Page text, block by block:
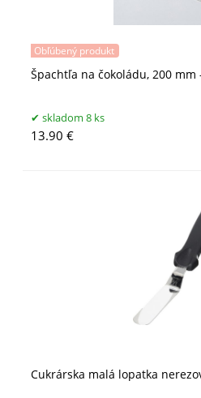
Špachtľa na čokoládu, 200 mm
Obľúbený produkt
skladom 8 ks
13.90 €
Cukrárska malá lopatka